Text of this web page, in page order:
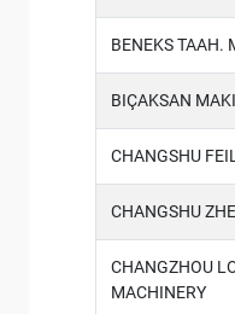
BENEKS TAAH.
BIÇAKSAN
CHANGSHU
CHANGSHU
CHANGZHOU
MACHINERY